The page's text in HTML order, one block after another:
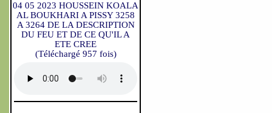
04 05 2023 HOUSSEIN KOALA
AL BOUKHARI A PISSY 3258
A 3264 DE LA DESCRIPTION
DU FEU ET DE CE QU'IL A
ETE CREE
(Téléchargé 957 fois)